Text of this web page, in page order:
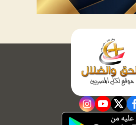
facebook
twitter
youtube
instagram